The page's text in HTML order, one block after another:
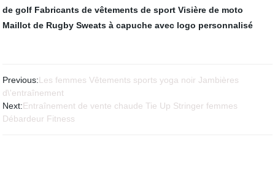
de golf Fabricants de vêtements de sport Visière de moto
Maillot de Rugby Sweats à capuche avec logo personnalisé
Previous:Les femmes Vêtements sports yoga noir Jambières
d\'entraînement
Next:Entraînement de vente chaude Tie Up Stringer femmes
Débardeur Fitness